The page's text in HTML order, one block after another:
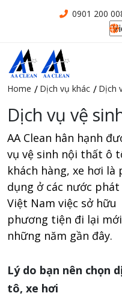
0901 200
Home Dịch vụ khác Dịch
Dịch vụ vệ
AA Clean hân hạnh
vụ vệ sinh nội thất ô
khách hàng, xe hơi
dụng ở các nước
Việt Nam việc sở
phương tiện đi lại
những năm gần đây.
Lý do bạn nên chọn
tô, xe hơi